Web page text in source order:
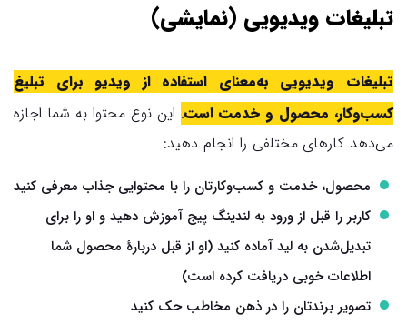
تبلیغات ویدیویی (نمایشی)
تبلیغات ویدیویی به‌معنای استفاده از ویدیو برای تبلیغ
کسب‌وکار، محصول و خدمت است. این نوع محتوا به شما اجازه
می‌دهد کارهای مختلفی را انجام دهید:
محصول، خدمت و کسب‌وکارتان را با محتوایی جذاب معرفی کنید
کاربر را قبل از ورود به لندینگ پیج آموزش دهید و او را برای
تبدیل‌شدن به لید آماده کنید (او از قبل دربارهٔ محصول شما
اطلاعات خوبی دریافت کرده است)
تصویر برندتان را در ذهن مخاطب حک کنید